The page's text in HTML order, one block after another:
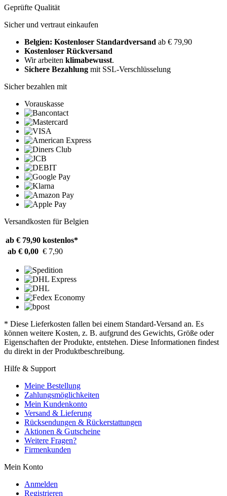
Geprüfte Qualität
Sicher und vertraut einkaufen
Belgien: Kostenloser Standardversand ab € 79,90
Kostenloser Rückversand
Wir arbeiten klimabewusst.
Sichere Bezahlung mit SSL-Verschlüsselung
Sicher bezahlen mit
Vorauskasse
Versandkosten für Belgien
ab € 79,90 kostenlos*
ab € 0,00 € 7,90
* Diese Lieferkosten fallen bei einem Standard-Versand an. Es
können weitere Kosten, z. B. aufgrund des Gewichts, Größe oder
Eigenschaften der Produkte, entstehen. Diese Informationen findest
du direkt in der Produktbeschreibung.
Hilfe & Support
Meine Bestellung
Zahlungsmöglichkeiten
Mein Kundenkonto
Versand & Lieferung
Rücksendungen & Rückerstattungen
Aktionen & Gutscheine
Weitere Fragen?
Firmenkunden
Mein Konto
Anmelden
Registrieren